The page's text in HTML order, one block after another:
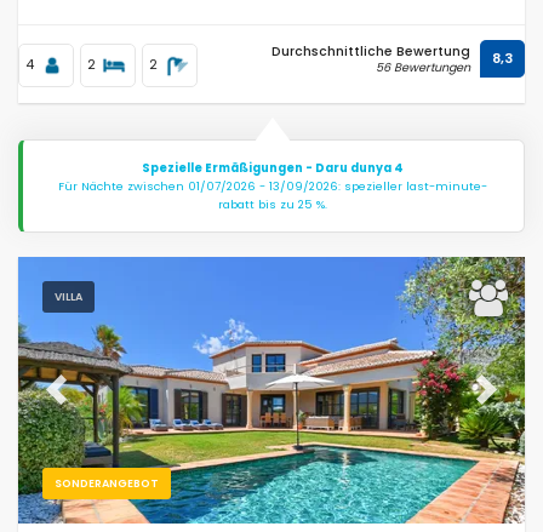
Dienste
Blicke
Weitere Kategorien
4 2 2
Durchschnittliche Bewertung
56 Bewertungen 8,3
Spezielle Ermäßigungen - Daru dunya 4
Für Nächte zwischen 01/07/2026 - 13/09/2026: spezieller last-minute-
rabatt bis zu 25 %.
VILLA
SONDERANGEBOT
Previous Next